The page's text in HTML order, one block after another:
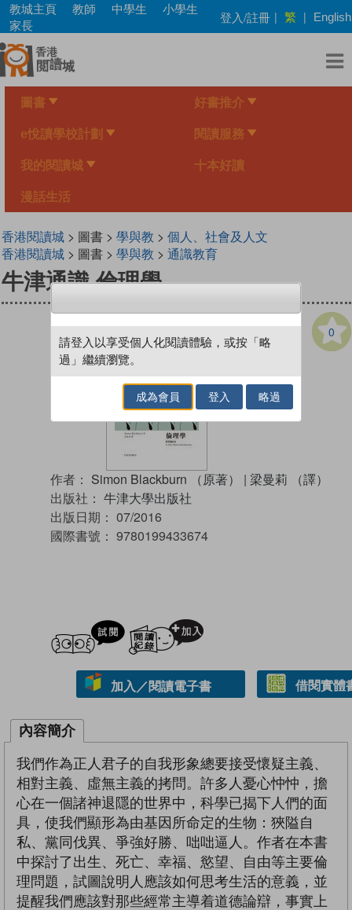
Skip
main
content
教城主頁 教師 中學生
小學生
家長
登入/註冊 | 繁 | English
圖書 好書推介
e悅讀學校計劃 閱讀服務
我的閱讀城 十本好讀
漫話生活
香港閱讀城> 圖書 > 學與教 > 個人、社會及人文
香港閱讀城> 圖書 > 學與教 > 通識教育
牛津通識 倫理學
0
作者： Simon Blackburn （原著） | 梁曼莉 （譯）
出版社： 牛津大學出版社
出版日期： 07/2016
國際書號： 9780199433674
試閲
加入／閱讀電子書 借閱實體
內容簡介
我們作為正人君子的自我形象總要接受懷疑主義、
相對主義、虛無主義的拷問。許多人憂心忡忡，擔
心在一個諸神退隱的世界中，科學已揭下人們的面
具，使我們顯形為由基因所命定的生物：狹隘自
私、黨同伐異、爭強好勝、咄咄逼人。作者在本書
中探討了出生、死亡、幸福、慾望、自由等主要倫
理問題，試圖說明人應該如何思考生活的意義，並
提醒我們應該對那些經常主導着道德論辯，事實上
請登入以享受個人化閱讀體驗，或按「略
過」繼續瀏覽。
成為會員 登入 略過